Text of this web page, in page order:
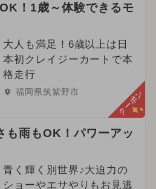
！1歳～体験できるモ
大人も満足！6歳以上は日
本初クレイジーカートで本
格走行
福岡県筑紫野市 クーポン
も雨もOK！パワーアッ
青く輝く別世界♪大迫力の
ショーやエサやりもお見逃